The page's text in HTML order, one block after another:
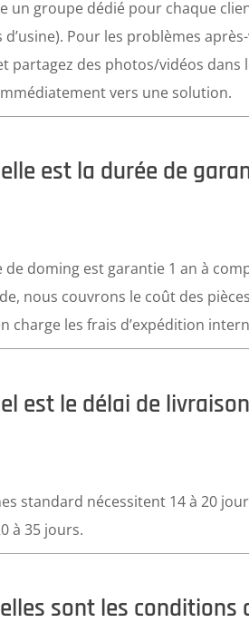
un groupe dédié pour chaque
d’usine). Pour les problèmes
partagez des photos/vidéos dans
vers une solution.
est la durée de
de doming est garantie 1 an à
nous couvrons le coût des
charge les frais d’expédition
est le délai de
standard nécessitent 14 à 20
à 35 jours.
sont les conditions